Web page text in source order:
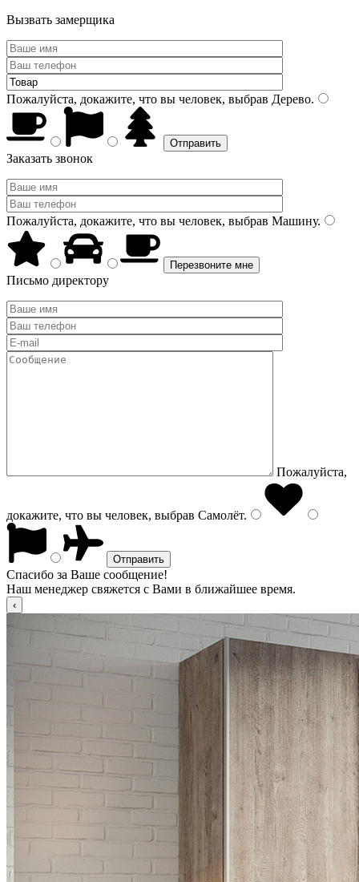
Вызвать замерщика
Пожалуйста, докажите, что вы человек, выбрав Дерево.
Заказать звонок
Пожалуйста, докажите, что вы человек, выбрав Машину.
Письмо директору
Пожалуйста,
докажите, что вы человек, выбрав Самолёт.
Спасибо за Ваше сообщение!
Наш менеджер свяжется с Вами в ближайшее время.